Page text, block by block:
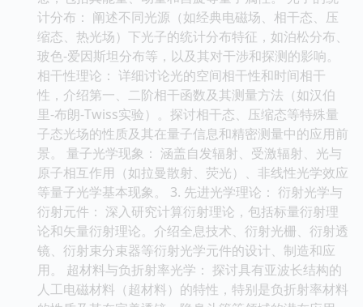
计分布： 阐述不同光源（如经典电磁场、相干态、压
缩态、热光场）下光子的统计分布特征，如泊松分布、
玻色-爱因斯坦分布等，以及其对干涉和探测的影响。
相干性理论： 详细讨论光的空间相干性和时间相干
性，介绍第一、二阶相干函数及其测量方法（如汉伯
里-布朗-Twiss实验）。探讨相干态、压缩态等特殊量
子态光场的性质及其在量子信息和精密测量中的应用前
景。 量子光学现象： 涵盖自发辐射、受激辐射、光与
原子相互作用（如拉曼散射、荧光）、非线性光学效应
等量子光学基本现象。 3. 先进光学理论： 衍射光学与
衍射元件： 深入研究计算衍射理论，包括标量衍射理
论和矢量衍射理论。介绍全息技术、衍射光栅、衍射透
镜、衍射束分束器等衍射光学元件的设计、制造和应
用。 超材料与负折射率光学： 探讨具有亚波长结构的
人工电磁材料（超材料）的特性，特别是负折射率材料